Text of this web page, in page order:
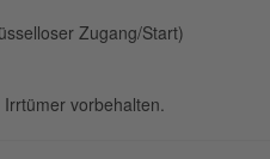
Zugang/Start)
vorbehalten.